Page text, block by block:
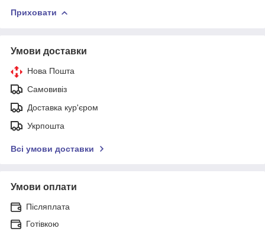
Приховати
Умови доставки
Нова Пошта
Самовивіз
Доставка кур'єром
Укрпошта
Всі умови доставки
Умови оплати
Післяплата
Готівкою